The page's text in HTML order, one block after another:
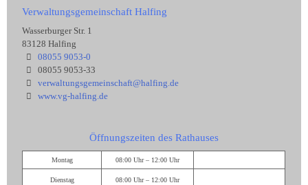
Verwaltungsgemeinschaft Halfing
Wasserburger Str. 1
83128 Halfing
08055 9053-0
08055 9053-33
verwaltungsgemeinschaft@halfing.de
www.vg-halfing.de
Öffnungszeiten des Rathauses
Montag 08:00 Uhr – 12:00 Uhr
Dienstag 08:00 Uhr – 12:00 Uhr